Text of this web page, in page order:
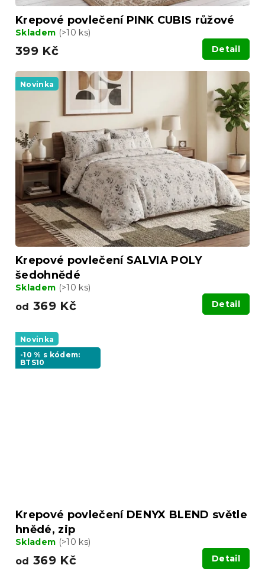
Krepové povlečení PINK CUBIS růžové
Skladem (>10 ks)
399 Kč Detail
Novinka
Krepové povlečení SALVIA POLY
šedohnědé
Skladem (>10 ks)
od 369 Kč Detail
Novinka
-10 % s kódem:
BTS10
Krepové povlečení DENYX BLEND světle
hnědé, zip
Skladem (>10 ks)
od 369 Kč Detail